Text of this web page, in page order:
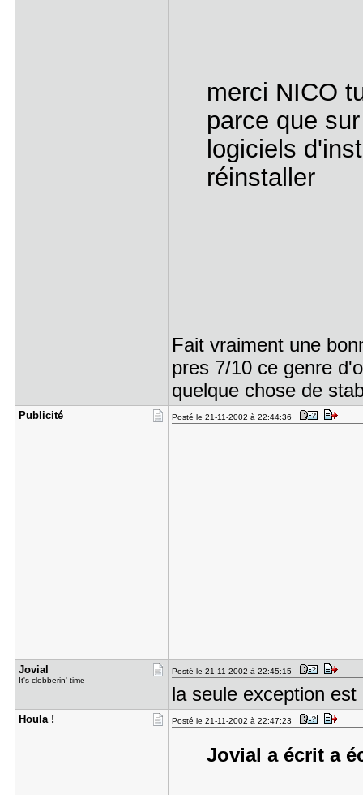
merci NICO
parce que
logiciels
réinstaller
Fait vraiment une
pres 7/10 ce genre
quelque chose de
Publicité Posté le 21-11-2002 à 22:44:36
Jovial
It's clobberin' time
Posté le 21-11-2002 à 22:45:15
la seule exception
Houla ! Posté le 21-11-2002 à 22:47:23
Jovial a écrit a